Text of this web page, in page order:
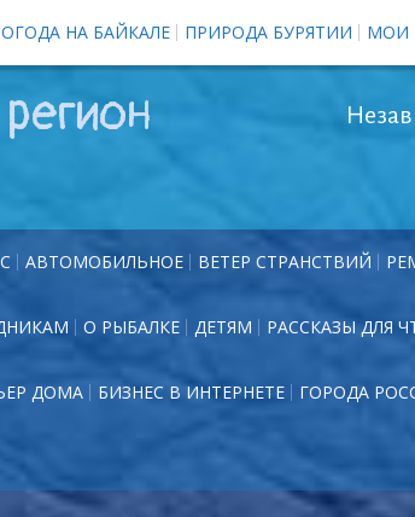
НА БАЙКАЛЕ ПРИРОДА БУРЯТИИ МОИ
АВТОМОБИЛЬНОЕ ВЕТЕР СТРАНСТВИЙ
О РЫБАЛКЕ ДЕТЯМ РАССКАЗЫ ДЛЯ
ДОМА БИЗНЕС В ИНТЕРНЕТЕ ГОРОДА